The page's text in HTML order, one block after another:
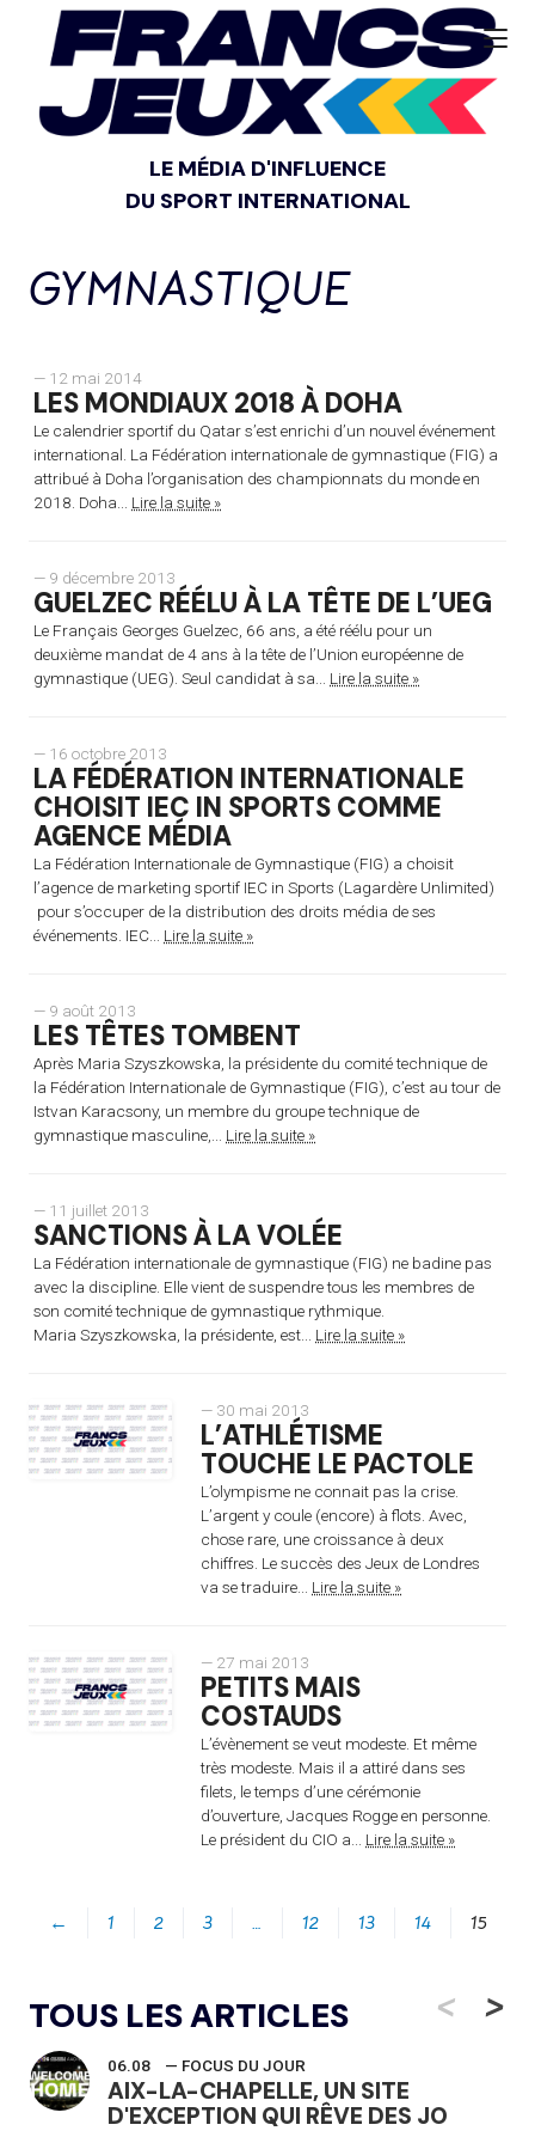
LE MÉDIA D'INFLUENCE
DU SPORT INTERNATIONAL
GYMNASTIQUE
— 12 mai 2014
LES MONDIAUX 2018 À DOHA
Le calendrier sportif du Qatar s’est enrichi d’un nouvel événement
international. La Fédération internationale de gymnastique (FIG) a
attribué à Doha l’organisation des championnats du monde en
2018. Doha... Lire la suite »
— 9 décembre 2013
GUELZEC RÉÉLU À LA TÊTE DE L’UEG
Le Français Georges Guelzec, 66 ans, a été réélu pour un
deuxième mandat de 4 ans à la tête de l’Union européenne de
gymnastique (UEG). Seul candidat à sa... Lire la suite »
— 16 octobre 2013
LA FÉDÉRATION INTERNATIONALE
CHOISIT IEC IN SPORTS COMME
AGENCE MÉDIA
La Fédération Internationale de Gymnastique (FIG) a choisit
l’agence de marketing sportif IEC in Sports (Lagardère Unlimited)
pour s’occuper de la distribution des droits média de ses
événements. IEC... Lire la suite »
— 9 août 2013
LES TÊTES TOMBENT
Après Maria Szyszkowska, la présidente du comité technique de
la Fédération Internationale de Gymnastique (FIG), c’est au tour de
Istvan Karacsony, un membre du groupe technique de
gymnastique masculine,... Lire la suite »
— 11 juillet 2013
SANCTIONS À LA VOLÉE
La Fédération internationale de gymnastique (FIG) ne badine pas
avec la discipline. Elle vient de suspendre tous les membres de
son comité technique de gymnastique rythmique.
Maria Szyszkowska, la présidente, est... Lire la suite »
— 30 mai 2013
L’ATHLÉTISME
TOUCHE LE PACTOLE
L’olympisme ne connait pas la crise.
L’argent y coule (encore) à flots. Avec,
chose rare, une croissance à deux
chiffres. Le succès des Jeux de Londres
va se traduire... Lire la suite »
— 27 mai 2013
PETITS MAIS
COSTAUDS
L’évènement se veut modeste. Et même
très modeste. Mais il a attiré dans ses
filets, le temps d’une cérémonie
d’ouverture, Jacques Rogge en personne.
Le président du CIO a... Lire la suite »
← 1 2 3 … 12 13 14 15
TOUS LES ARTICLES <
06.08 — FOCUS DU JOUR
AIX-LA-CHAPELLE, UN SITE
D'EXCEPTION QUI RÊVE DES JO
>